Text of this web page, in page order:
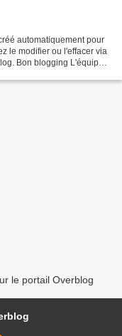
automatiquement pour
le modifier ou l'effacer via
Bon blogging L'équipe
le portail Overblog